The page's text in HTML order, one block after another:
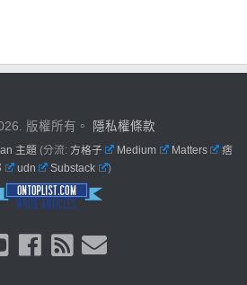
版權所有。 隱私權條款
主題 (分流: 方格子 Medium Matters
痞
udn Substack )